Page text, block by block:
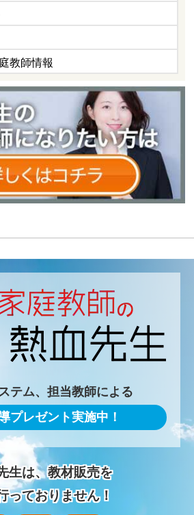
教師情報
テム、担当教師による
プレゼント実施中！
生は、教材販売を
っておりません！